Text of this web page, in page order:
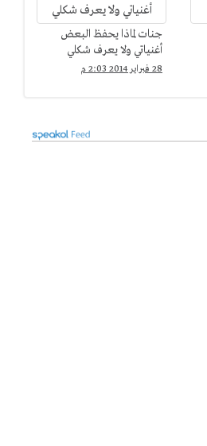
جنات لماذا يحفظ البعض
أغنياتي ولا يعرف شكلي
28 فبراير 2014 2:03 م